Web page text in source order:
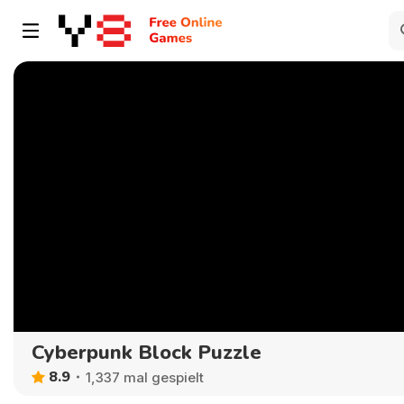
Cyberpunk Block Puzzle
8.9 1,337 mal gespielt